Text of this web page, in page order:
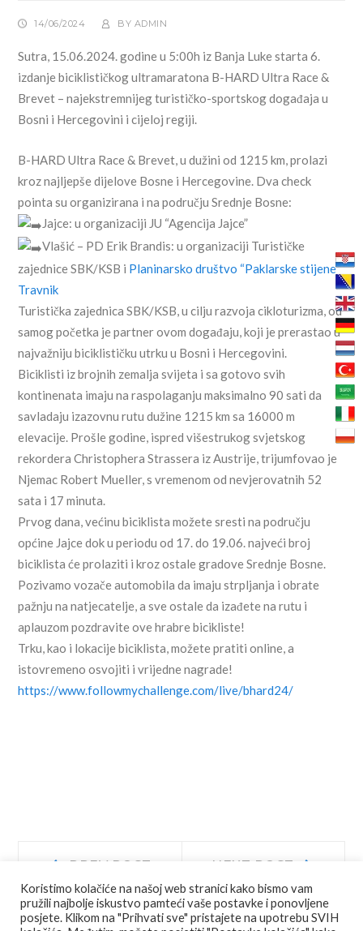
14/06/2024 BY ADMIN
Sutra, 15.06.2024. godine u 5:00h iz Banja Luke starta 6.
izdanje biciklističkog ultramaratona B-HARD Ultra Race &
Brevet – najekstremnijeg turističko-sportskog događaja u
Bosni i Hercegovini i cijeloj regiji.
B-HARD Ultra Race & Brevet, u dužini od 1215 km, prolazi
kroz najljepše dijelove Bosne i Hercegovine. Dva check
pointa su organizirana i na području Srednje Bosne:
Jajce: u organizaciji JU “Agencija Jajce”
Vlašić – PD Erik Brandis: u organizaciji Turističke
zajednice SBK/KSB i Planinarsko društvo “Paklarske stijene”
Travnik
Turistička zajednica SBK/KSB, u cilju razvoja cikloturizma, od
samog početka je partner ovom događaju, koji je prerastao u
najvažniju biciklističku utrku u Bosni i Hercegovini.
Biciklisti iz brojnih zemalja svijeta i sa gotovo svih
kontinenata imaju na raspolaganju maksimalno 90 sati da
savladaju izazovnu rutu dužine 1215 km sa 16000 m
elevacije. Prošle godine, ispred višestrukog svjetskog
rekordera Christophera Strassera iz Austrije, trijumfovao je
Njemac Robert Mueller, s vremenom od nevjerovatnih 52
sata i 17 minuta.
Prvog dana, većinu biciklista možete sresti na području
općine Jajce dok u periodu od 17. do 19.06. najveći broj
biciklista će prolaziti i kroz ostale gradove Srednje Bosne.
Pozivamo vozače automobila da imaju strpljanja i obrate
pažnju na natjecatelje, a sve ostale da izađete na rutu i
aplauzom pozdravite ove hrabre bicikliste!
Trku, kao i lokacije biciklista, možete pratiti online, a
istovremeno osvojiti i vrijedne nagrade!
https://www.followmychallenge.com/live/bhard24/
Navigacija
objava
PREV POST NEXT POST
Koristimo kolačiće na našoj web stranici kako bismo vam
pružili najbolje iskustvo pamteći vaše postavke i ponovljene
posjete. Klikom na "Prihvati sve" pristajete na upotrebu SVIH